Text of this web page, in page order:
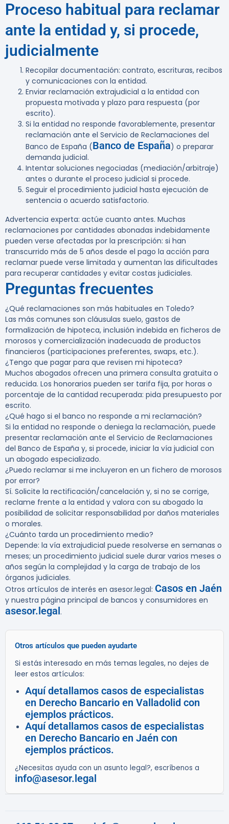
Proceso habitual para reclamar
ante la entidad y, si procede,
judicialmente
Recopilar documentación: contrato, escrituras, recibos
y comunicaciones con la entidad.
Enviar reclamación extrajudicial a la entidad con
propuesta motivada y plazo para respuesta (por
escrito).
Si la entidad no responde favorablemente, presentar
reclamación ante el Servicio de Reclamaciones del
Banco de España (Banco de España) o preparar
demanda judicial.
Intentar soluciones negociadas (mediación/arbitraje)
antes o durante el proceso judicial si procede.
Seguir el procedimiento judicial hasta ejecución de
sentencia o acuerdo satisfactorio.
Advertencia experta: actúe cuanto antes. Muchas
reclamaciones por cantidades abonadas indebidamente
pueden verse afectadas por la prescripción: si han
transcurrido más de 5 años desde el pago la acción para
reclamar puede verse limitada y aumentan las dificultades
para recuperar cantidades y evitar costas judiciales.
Preguntas frecuentes
¿Qué reclamaciones son más habituales en Toledo?
Las más comunes son cláusulas suelo, gastos de
formalización de hipoteca, inclusión indebida en ficheros de
morosos y comercialización inadecuada de productos
financieros (participaciones preferentes, swaps, etc.).
¿Tengo que pagar para que revisen mi hipoteca?
Muchos abogados ofrecen una primera consulta gratuita o
reducida. Los honorarios pueden ser tarifa fija, por horas o
porcentaje de la cantidad recuperada: pida presupuesto por
escrito.
¿Qué hago si el banco no responde a mi reclamación?
Si la entidad no responde o deniega la reclamación, puede
presentar reclamación ante el Servicio de Reclamaciones
del Banco de España y, si procede, iniciar la vía judicial con
un abogado especializado.
¿Puedo reclamar si me incluyeron en un fichero de morosos
por error?
Sí. Solicite la rectificación/cancelación y, si no se corrige,
reclame frente a la entidad y valora con su abogado la
posibilidad de solicitar responsabilidad por daños materiales
o morales.
¿Cuánto tarda un procedimiento medio?
Depende: la vía extrajudicial puede resolverse en semanas o
meses; un procedimiento judicial suele durar varios meses o
años según la complejidad y la carga de trabajo de los
órganos judiciales.
Otros artículos de interés en asesor.legal: Casos en Jaén
y nuestra página principal de bancos y consumidores en
asesor.legal.
Otros artículos que pueden ayudarte
Si estás interesado en más temas legales, no dejes de
leer estos artículos:
Aquí detallamos casos de especialistas
en Derecho Bancario en Valladolid con
ejemplos prácticos.
Aquí detallamos casos de especialistas
en Derecho Bancario en Jaén con
ejemplos prácticos.
¿Necesitas ayuda con un asunto legal?, escríbenos a
info@asesor.legal